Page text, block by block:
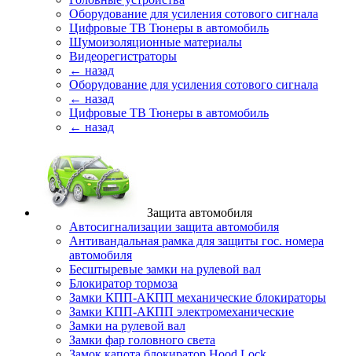
Оборудование для усиления сотового сигнала
Цифровые ТВ Тюнеры в автомобиль
Шумоизоляционные материалы
Видеорегистраторы
← назад
Оборудование для усиления сотового сигнала
← назад
Цифровые ТВ Тюнеры в автомобиль
← назад
Защита автомобиля
Автосигнализации защита автомобиля
Антивандальная рамка для защиты гос. номера
автомобиля
Бесштыревые замки на рулевой вал
Блокиратор тормоза
Замки КПП-АКПП механические блокираторы
Замки КПП-АКПП электромеханические
Замки на рулевой вал
Замки фар головного света